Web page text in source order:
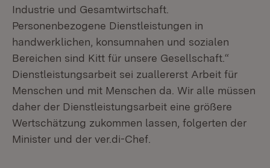
Industrie und Gesamtwirtschaft.
Personenbezogene Dienstleistungen in
handwerklichen, konsumnahen und sozialen
Bereichen sind Kitt für unsere Gesellschaft.“
Dienstleistungsarbeit sei zuallererst Arbeit für
Menschen und mit Menschen da. Wir alle müssen
daher der Dienstleistungsarbeit eine größere
Wertschätzung zukommen lassen, folgerten der
Minister und der ver.di-Chef.